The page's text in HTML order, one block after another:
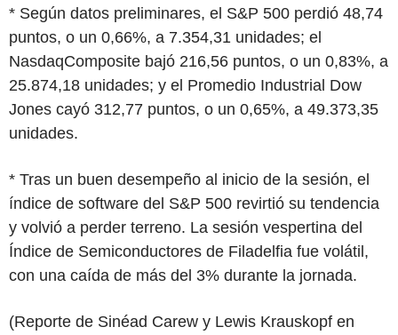
* Según datos preliminares, el S&P 500 perdió 48,74
puntos, o un 0,66%, a 7.354,31 unidades; el
NasdaqComposite bajó 216,56 puntos, o un 0,83%, a
25.874,18 unidades; y el Promedio Industrial Dow
Jones cayó 312,77 puntos, o un 0,65%, a 49.373,35
unidades.
* Tras un buen desempeño al inicio de la sesión, el
índice de software del S&P 500 revirtió su tendencia
y volvió a perder terreno. La sesión vespertina del
Índice de Semiconductores de Filadelfia fue volátil,
con una caída de más del 3% durante la jornada.
(Reporte de Sinéad Carew y Lewis Krauskopf en